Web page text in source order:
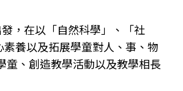
，在以「自然科學」、「社
養以及拓展學童對人、事、物
童、創造教學活動以及教學相長